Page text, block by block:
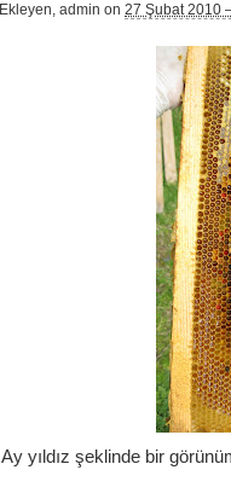
Ekleyen, admin on 27 Şubat 2010
Ay yıldız şeklinde bir